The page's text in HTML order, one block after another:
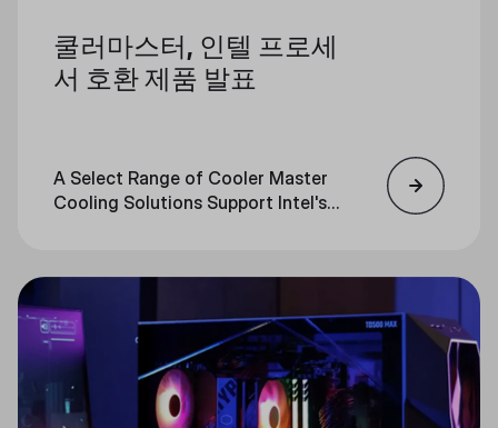
쿨러마스터, 인텔 프로세
서 호환 제품 발표
A Select Range of Cooler Master
Cooling Solutions Support Intel's
CPUs